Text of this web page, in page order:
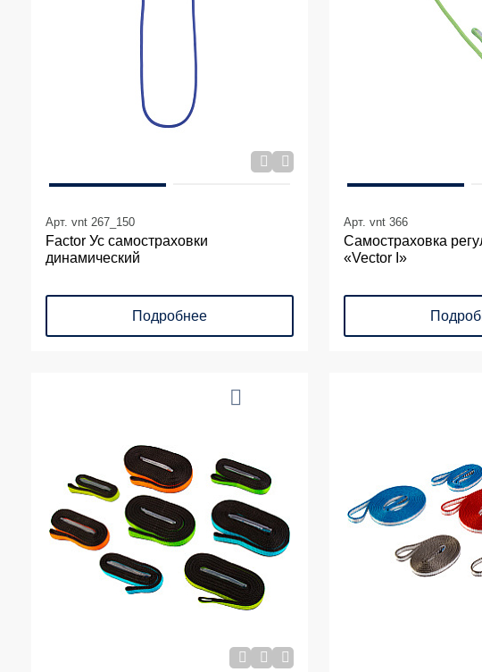
Арт. vnt 267_150
Factor Ус самостраховки
динамический
Подробнее
Арт. vnt 366
Самостраховка
«Vector I»